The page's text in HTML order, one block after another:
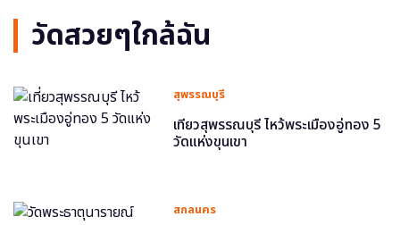
วัดสวยๆใกล้ฉัน
สุพรรณบุรี
เที่ยวสุพรรณบุรี ไหว้พระเมืองอู่ทอง 5
วัดแห่งขุนเขา
สกลนคร